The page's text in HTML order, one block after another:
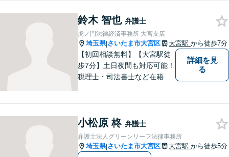
い！
鈴木 智也 弁護士
虎ノ門法律経済事務所 大宮支店
埼玉県|さいたま市大宮区 大宮駅 から徒歩7分
【初回相談無料】【大宮駅徒
歩7分】土日夜間も対応可能！
税理士・司法書士など在籍で
す。まずはご相談をお聞かせ
ください。
詳細を見
る
小松原 柊 弁護士
弁護士法人グリーンリーフ法律事務所
埼玉県|さいたま市大宮区 大宮駅 から徒歩5分